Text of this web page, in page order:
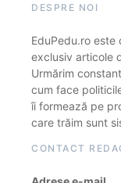
DESPRE NOI
EduPedu.ro
exclusiv articole
Urmărim
cum face
îi formează pe
care trăim sunt
CONTACT